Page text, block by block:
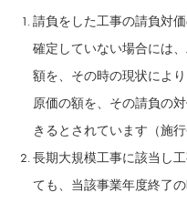
請負をした工事の請負対
確定していない場合には
額を、その時の現状によ
原価の額を、その請負の
きるとされています（施行
長期大規模工事に該当し
ても、当該事業年度終了